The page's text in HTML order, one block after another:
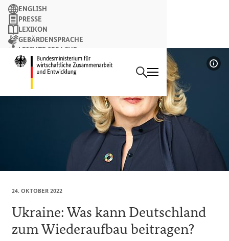
Startseite des
Suchbegriff
Suchen
ENGLISH
PRESSE
LEXIKON
GEBÄRDENSPRACHE
LEICHTE SPRACHE
NEWSLETTER
24. OKTOBER 2022
Ukraine: Was kann Deutschland
zum Wiederaufbau beitragen?